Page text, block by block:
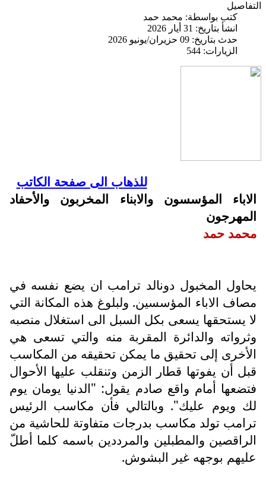
التفاصيل
كتب بواسطة: محمد حمد
انشأ بتاريخ: 31 أيار 2026
حدث بتاريخ: 09 حزيران/يونيو 2026
الزيارات: 544
للذهاب الى صفحة الكاتب
الاباء المؤسسون والابناء المخربون والأحفاد
المهرجون
محمد حمد
يحاول المخبول دونالد ترامب ان يضع نفسه في
مصاف الاباء المؤسسين. ولبلوغ هذه المكانة التي
لا يستحقها يسعى بكل السبل الى استغلال منصبه
وثرواته والدائرة المقربة منه والتي تسعى هي
الأخرى إلى تحقيق ما يمكن تحقيقه من المكاسب
قبل أن يفوتها قطار الزمن وتنقلب عليها الأحوال
فتضعها أمام واقع صادم يقول: "الدنيا يومان يوم
لك ويوم عليك". وبالتالي فأن مكاسب الرئيس
ترامب تولد مكاسب بدرجات متفاوتة للحاشية من
الراقصين والمطبلين والمرددين باسمه كلما أطلّ
عليهم بوجهه غير البشوش.